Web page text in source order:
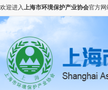
欢迎进入上海市环境保护产业协会官方网